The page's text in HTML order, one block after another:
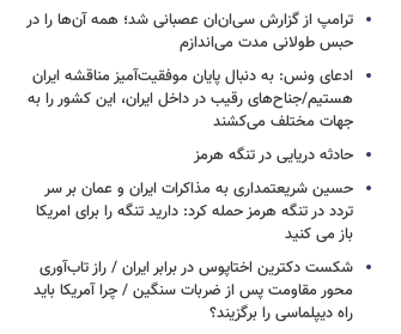
ترامپ از گزارش سی‌ان‌ان عصبانی شد؛ همه آن‌ها را در
حبس طولانی مدت می‌اندازم
ادعای ونس: به دنبال پایان موفقیت‌آمیز مناقشه ایران
هستیم/جناح‌های رقیب در داخل ایران، این کشور را به
جهات مختلف می‌کشند
حادثه دریایی در تنگه هرمز
حسین شریعتمداری به مذاکرات ایران و عمان بر سر
تردد در تنگه هرمز حمله کرد: دارید تنگه را برای امریکا
باز می کنید
شکست دکترین اختاپوس در برابر ایران / راز تاب‌آوری
محور مقاومت پس از ضربات سنگین / چرا آمریکا باید
راه دیپلماسی را برگزیند؟